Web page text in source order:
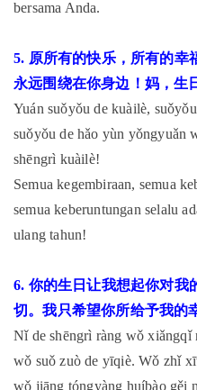
bersama Anda.
5. 原所有的快乐，所有的幸
永远围绕在你身边！妈，生
Yuán suǒyǒu de kuàilè,
suǒyǒu de hǎo yùn yǒngyuǎn
shēngrì kuàilè!
Semua kegembiraan, semua
semua keberuntungan selalu
ulang tahun!
6. 你的生日让我想起你对我
切。我只希望你所给予我的
Nǐ de shēngrì ràng wǒ
wǒ suǒ zuò de yīqiè. Wǒ zhǐ
wǒ jiāng tóngyàng huíbào gěi